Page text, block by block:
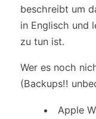
beschreibt um
in Englisch und
zu tun ist.
Wer es noch
(Backups!!
Apple